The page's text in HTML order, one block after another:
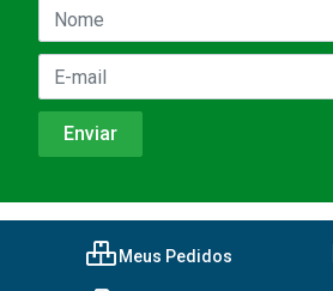
Meus Pedidos